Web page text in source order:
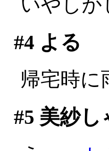
#4よる
帰宅時に
#5 美紗し